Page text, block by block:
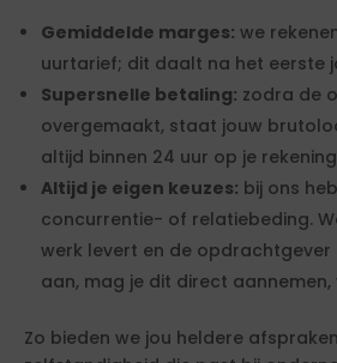
Gemiddelde marges: we
uurtarief; dit daalt na het eerste
Supersnelle betaling: zodra de
overgemaakt, staat jouw
altijd binnen 24 uur op je
Altijd je eigen keuzes: bij ons
concurrentie- of relatiebeding.
werk levert en de opdrachtgever
aan, mag je dit direct aannemen,
Zo bieden we jou heldere